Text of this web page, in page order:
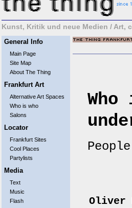
Kunst, Kritik und neue Medien / Art,
General Info
Main Page
Site Map
About The Thing
Frankfurt Art
Alternative Art Spaces
Who is who
Salons
Locator
Frankfurt Sites
Cool Places
Partylists
Media
Text
Music
Flash
Oliver